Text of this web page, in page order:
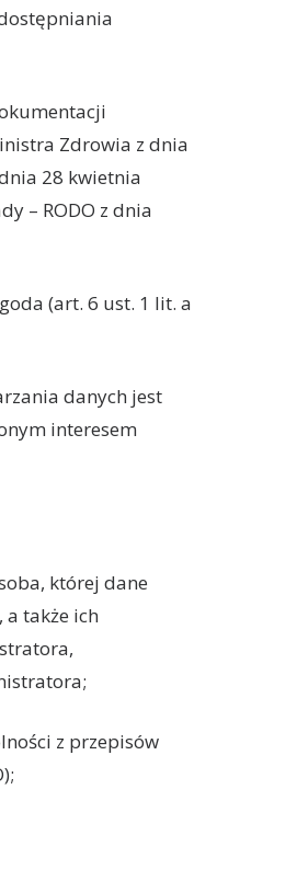
Zdrowia z dnia
28 kwietnia
– RODO z dnia
(art. 6 ust. 1 lit. a
danych jest
interesem
której dane
także ich
z przepisów